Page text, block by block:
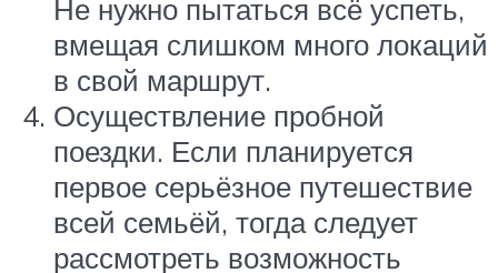
Не нужно пытаться всё успеть,
вмещая слишком много локаций
в свой маршрут.
Осуществление пробной
поездки. Если планируется
первое серьёзное путешествие
всей семьёй, тогда следует
рассмотреть возможность